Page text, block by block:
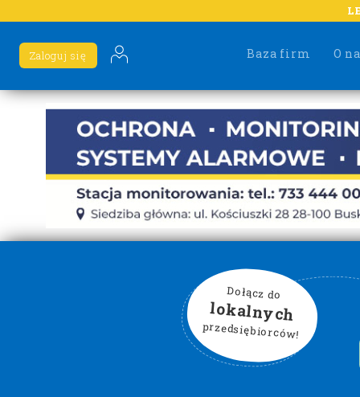
Baza firm O
Zaloguj się
Dołącz do
lokalnych
przedsiębiorców!